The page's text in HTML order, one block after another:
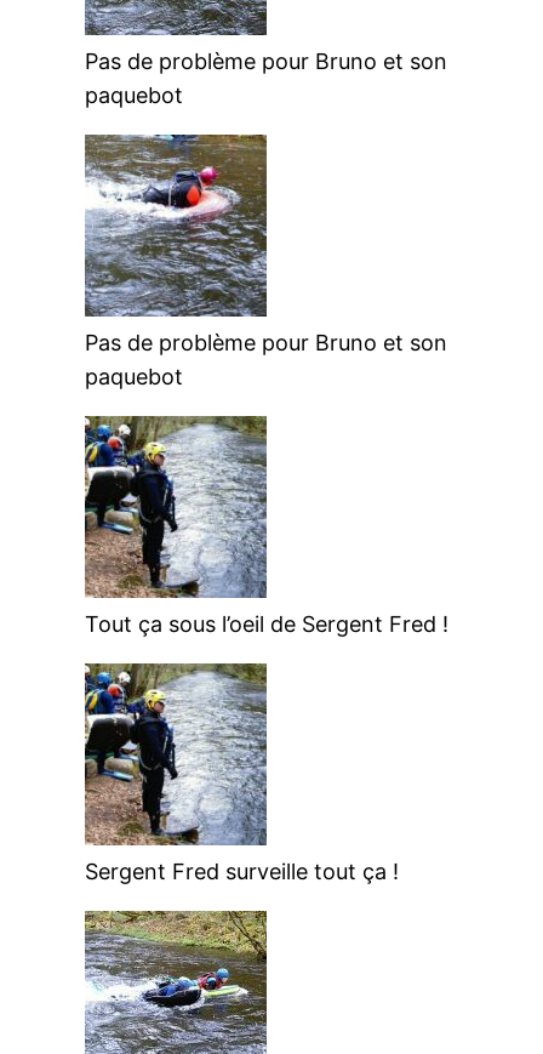
Pas de problème pour Bruno et son
paquebot
Pas de problème pour Bruno et son
paquebot
Tout ça sous l’oeil de Sergent Fred !
Sergent Fred surveille tout ça !